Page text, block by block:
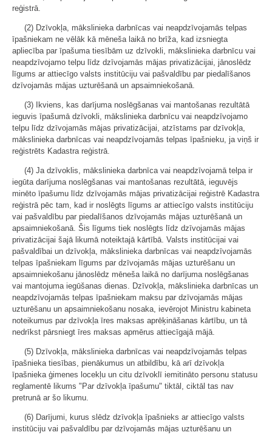
reģistrā.
(2) Dzīvokļa, mākslinieka darbnīcas vai neapdzīvojamās telpas
īpašniekam ne vēlāk kā mēneša laikā no brīža, kad izsniegta
apliecība par īpašuma tiesībām uz dzīvokli, mākslinieka darbnīcu vai
neapdzīvojamo telpu līdz dzīvojamās mājas privatizācijai, jānoslēdz
līgums ar attiecīgo valsts institūciju vai pašvaldību par piedalīšanos
dzīvojamās mājas uzturēšanā un apsaimniekošanā.
(3) Ikviens, kas darījuma noslēgšanas vai mantošanas rezultātā
ieguvis īpašumā dzīvokli, mākslinieka darbnīcu vai neapdzīvojamo
telpu līdz dzīvojamās mājas privatizācijai, atzīstams par dzīvokļa,
mākslinieka darbnīcas vai neapdzīvojamās telpas īpašnieku, ja viņš ir
reģistrēts Kadastra reģistrā.
(4) Ja dzīvoklis, mākslinieka darbnīca vai neapdzīvojamā telpa ir
iegūta darījuma noslēgšanas vai mantošanas rezultātā, ieguvējs
minēto īpašumu līdz dzīvojamās mājas privatizācijai reģistrē Kadastra
reģistrā pēc tam, kad ir noslēgts līgums ar attiecīgo valsts institūciju
vai pašvaldību par piedalīšanos dzīvojamās mājas uzturēšanā un
apsaimniekošanā. Šis līgums tiek noslēgts līdz dzīvojamās mājas
privatizācijai šajā likumā noteiktajā kārtībā. Valsts institūcijai vai
pašvaldībai un dzīvokļa, mākslinieka darbnīcas vai neapdzīvojamās
telpas īpašniekam līgums par dzīvojamās mājas uzturēšanu un
apsaimniekošanu jānoslēdz mēneša laikā no darījuma noslēgšanas
vai mantojuma iegūšanas dienas. Dzīvokļa, mākslinieka darbnīcas un
neapdzīvojamās telpas īpašniekam maksu par dzīvojamās mājas
uzturēšanu un apsaimniekošanu nosaka, ievērojot Ministru kabineta
noteikumus par dzīvokļa īres maksas aprēķināšanas kārtību, un tā
nedrīkst pārsniegt īres maksas apmērus attiecīgajā mājā.
(5) Dzīvokļa, mākslinieka darbnīcas vai neapdzīvojamās telpas
īpašnieka tiesības, pienākumus un atbildību, kā arī dzīvokļa
īpašnieka ģimenes locekļu un citu dzīvoklī iemitināto personu statusu
reglamentē likums "Par dzīvokļa īpašumu" tiktāl, ciktāl tas nav
pretrunā ar šo likumu.
(6) Darījumi, kurus slēdz dzīvokļa īpašnieks ar attiecīgo valsts
institūciju vai pašvaldību par dzīvojamās mājas uzturēšanu un